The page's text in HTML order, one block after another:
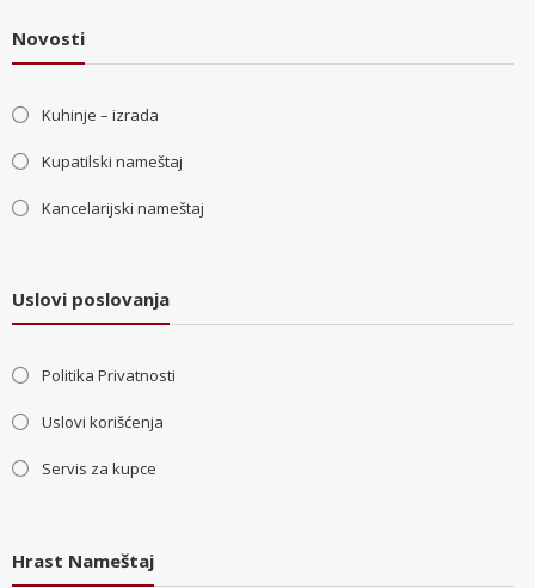
Novosti
Kuhinje – izrada
Kupatilski nameštaj
Kancelarijski nameštaj
Uslovi poslovanja
Politika Privatnosti
Uslovi korišćenja
Servis za kupce
Hrast Nameštaj